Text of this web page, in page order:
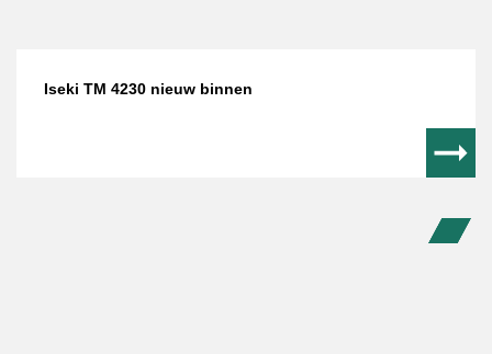
Iseki TM 4230 nieuw binnen